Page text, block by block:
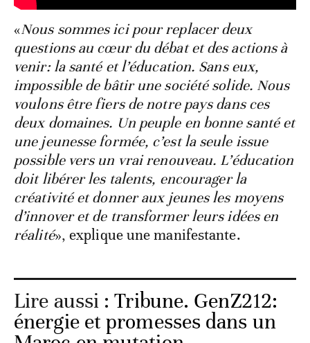
«Nous sommes ici pour replacer deux
questions au cœur du débat et des actions à
venir: la santé et l’éducation. Sans eux,
impossible de bâtir une société solide. Nous
voulons être fiers de notre pays dans ces
deux domaines. Un peuple en bonne santé et
une jeunesse formée, c’est la seule issue
possible vers un vrai renouveau. L’éducation
doit libérer les talents, encourager la
créativité et donner aux jeunes les moyens
d’innover et de transformer leurs idées en
réalité», explique une manifestante.
Lire aussi :Tribune. GenZ212:
énergie et promesses dans un